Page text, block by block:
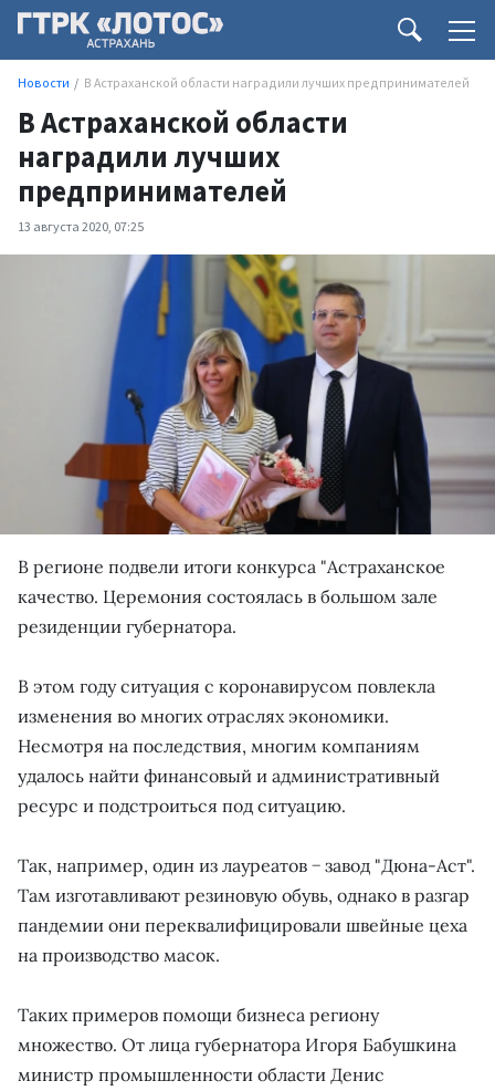
Новости В Астраханской области наградили лучших предпринимателей
В Астраханской области
наградили лучших
предпринимателей
13 августа 2020, 07:25
В регионе подвели итоги конкурса "Астраханское
качество. Церемония состоялась в большом зале
резиденции губернатора.
В этом году ситуация с коронавирусом повлекла
изменения во многих отраслях экономики.
Несмотря на последствия, многим компаниям
удалось найти финансовый и административный
ресурс и подстроиться под ситуацию.
Так, например, один из лауреатов − завод "Дюна-Аст".
Там изготавливают резиновую обувь, однако в разгар
пандемии они переквалифицировали швейные цеха
на производство масок.
Таких примеров помощи бизнеса региону
множество. От лица губернатора Игоря Бабушкина
министр промышленности области Денис